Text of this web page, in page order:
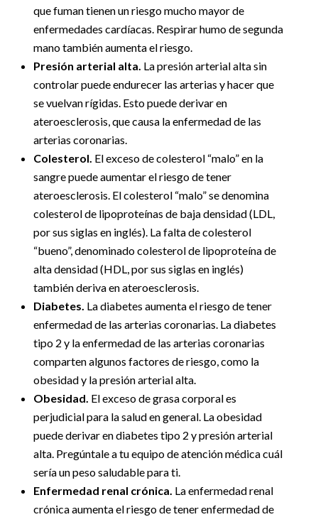
que fuman tienen un riesgo mucho mayor de
enfermedades cardíacas. Respirar humo de segunda
mano también aumenta el riesgo.
Presión arterial alta. La presión arterial alta sin
controlar puede endurecer las arterias y hacer que
se vuelvan rígidas. Esto puede derivar en
ateroesclerosis, que causa la enfermedad de las
arterias coronarias.
Colesterol. El exceso de colesterol “malo” en la
sangre puede aumentar el riesgo de tener
ateroesclerosis. El colesterol “malo” se denomina
colesterol de lipoproteínas de baja densidad (LDL,
por sus siglas en inglés). La falta de colesterol
“bueno”, denominado colesterol de lipoproteína de
alta densidad (HDL, por sus siglas en inglés)
también deriva en ateroesclerosis.
Diabetes. La diabetes aumenta el riesgo de tener
enfermedad de las arterias coronarias. La diabetes
tipo 2 y la enfermedad de las arterias coronarias
comparten algunos factores de riesgo, como la
obesidad y la presión arterial alta.
Obesidad. El exceso de grasa corporal es
perjudicial para la salud en general. La obesidad
puede derivar en diabetes tipo 2 y presión arterial
alta. Pregúntale a tu equipo de atención médica cuál
sería un peso saludable para ti.
Enfermedad renal crónica. La enfermedad renal
crónica aumenta el riesgo de tener enfermedad de